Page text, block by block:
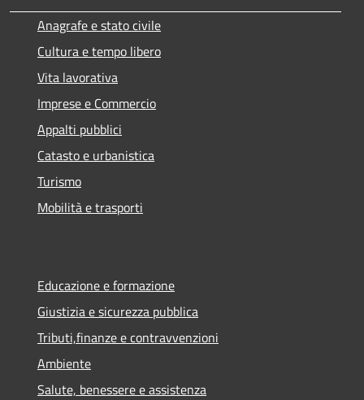
Anagrafe e stato civile
Cultura e tempo libero
Vita lavorativa
Imprese e Commercio
Appalti pubblici
Catasto e urbanistica
Turismo
Mobilità e trasporti
Educazione e formazione
Giustizia e sicurezza pubblica
Tributi,finanze e contravvenzioni
Ambiente
Salute, benessere e assistenza